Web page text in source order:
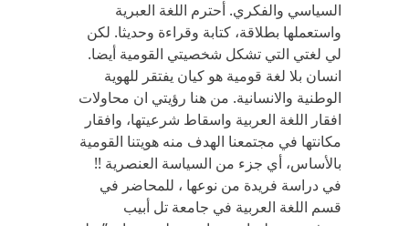
السياسي والفكري. أحترم اللغة العبرية
واستعملها بطلاقة، كتابة وقراءة وحديثا. لكن
لي لغتي التي تشكل شخصيتي القومية أيضا.
انسان بلا لغة قومية هو كيان يفتقر للهوية
الوطنية والانسانية. من هنا رؤيتي ان محاولات
افقار اللغة العربية واسقاط شرعيتها، وافقار
مكانتها في مجتمعنا الهدف منه هويتنا القومية
بالأساس، أي جزء من السياسة العنصرية !!
في دراسة فريدة من نوعها ، للمحاضر في
قسم اللغة العربية في جامعة تل أبيب